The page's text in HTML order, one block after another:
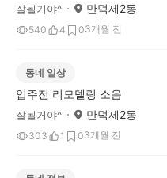
잘될거야^ 만덕제2동
540 4 03개월 전
동네 일상
입주전 리모델링 소음
잘될거야^ 만덕제2동
303 1 03개월 전